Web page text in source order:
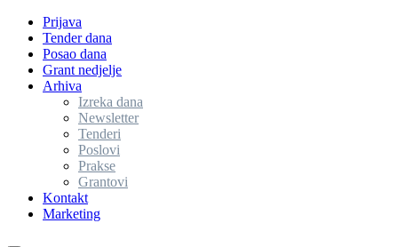
Prijava
Tender dana
Posao dana
Grant nedjelje
Arhiva
Izreka dana
Newsletter
Tenderi
Poslovi
Prakse
Grantovi
Kontakt
Marketing